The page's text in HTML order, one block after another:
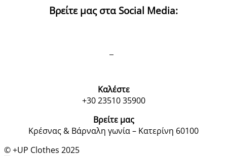
Βρείτε μας στα Social Media:
Καλέστε
+30 23510 35900
Βρείτε μας
Κρέσνας & Βάρναλη γωνία – Κατερίνη 60100
© +UP Clothes 2025